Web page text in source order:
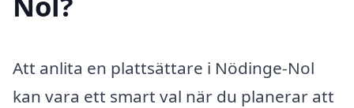
Att anlita en plattsättare i Nödinge-Nol
kan vara ett smart val när du planerar att